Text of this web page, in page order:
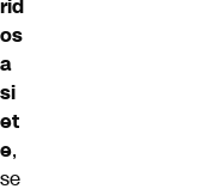
rid
os
a
si
et
e,
se